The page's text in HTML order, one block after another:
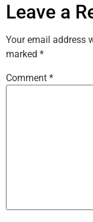
Leave a
Your email address
marked *
Comment *